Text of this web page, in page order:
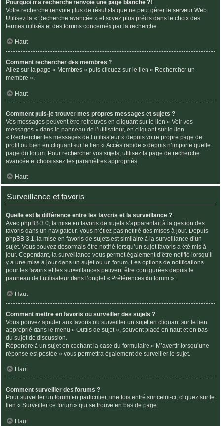
Pourquoi ma recherche renvoie une page blanche ?!
Votre recherche renvoie plus de résultats que ne peut gérer le serveur Web.
Utilisez la « Recherche avancée » et soyez plus précis dans le choix des
termes utilisés et des forums concernés par la recherche.
Haut
Comment rechercher des membres ?
Allez sur la page « Membres » puis cliquez sur le lien « Rechercher un
membre ».
Haut
Comment puis-je trouver mes propres messages et sujets ?
Vos messages peuvent être retrouvés en cliquant sur le lien « Voir vos
messages » dans le panneau de l’utilisateur, en cliquant sur le lien
« Rechercher les messages de l’utilisateur » depuis votre propre page de
profil ou bien en cliquant sur le lien « Accès rapide » depuis n’importe quelle
page du forum. Pour rechercher vos sujets, utilisez la page de recherche
avancée et choisissez les paramètres appropriés.
Haut
Surveillance et favoris
Quelle est la différence entre les favoris et la surveillance ?
Avec phpBB 3.0, la mise en favoris de sujets s’apparentait à la gestion des
favoris dans un navigateur. Vous n’étiez pas notifié des mises à jour. Depuis
phpBB 3.1, la mise en favoris de sujets est similaire à la surveillance d’un
sujet. Vous pouvez désormais être notifié lorsqu’un sujet favoris a été mis à
jour. Cependant, la surveillance vous permet également d’être notifié lorsqu’il
y a une mise à jour dans un sujet ou un forum. Les options de notifications
pour les favoris et les surveillances peuvent être configurées depuis le
panneau de l’utilisateur dans l’onglet « Préférences du forum ».
Haut
Comment mettre en favoris ou surveiller des sujets ?
Vous pouvez ajouter aux favoris ou surveiller un sujet en cliquant sur le lien
approprié dans le menu « Outils de sujet », souvent placé en haut et en bas
du sujet de discussion.
Répondre à un sujet en cochant la case du formulaire « M’avertir lorsqu’une
réponse est postée » vous permettra également de surveiller le sujet.
Haut
Comment surveiller des forums ?
Pour surveiller un forum en particulier, une fois entré sur celui-ci, cliquez sur le
lien « Surveiller ce forum » qui se trouve en bas de page.
Haut